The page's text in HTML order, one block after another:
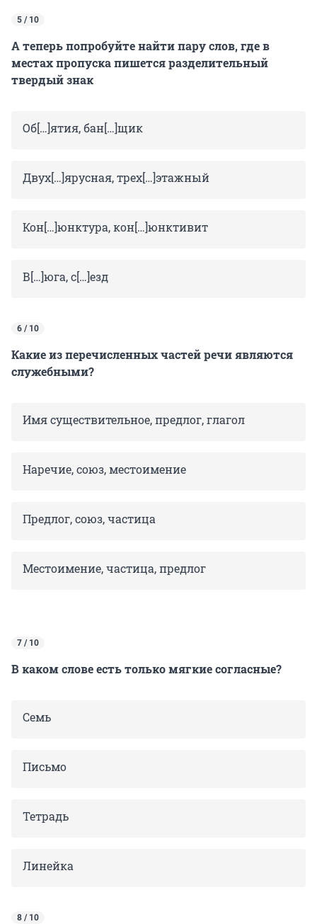
5 / 10
А теперь попробуйте найти пару слов, где в
местах пропуска пишется разделительный
твердый знак
Об[…]ятия, бан[…]щик
Двух[…]ярусная, трех[…]этажный
Кон[…]юнктура, кон[…]юнктивит
В[…]юга, с[…]езд
6 / 10
Какие из перечисленных частей речи являются
служебными?
Имя существительное, предлог, глагол
Наречие, союз, местоимение
Предлог, союз, частица
Местоимение, частица, предлог
7 / 10
В каком слове есть только мягкие согласные?
Семь
Письмо
Тетрадь
Линейка
8 / 10